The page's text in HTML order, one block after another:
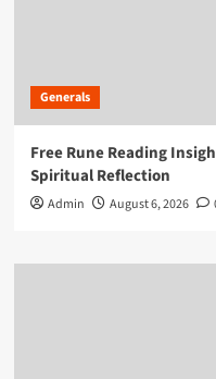
Generals
Free Rune Reading
Spiritual Reflection
Admin August 6, 2026